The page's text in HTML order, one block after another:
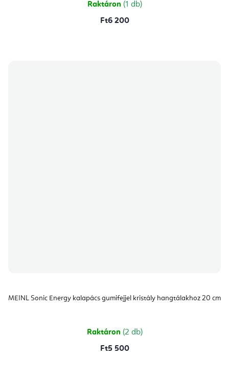
Raktáron (1 db)
Ft6 200
MEINL Sonic Energy kalapács gumifejjel kristály hangtálakhoz 20 cm
Raktáron (2 db)
Ft5 500